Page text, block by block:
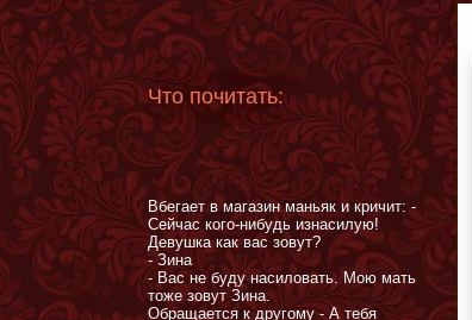
Что почитать:
Вбегает в магазин маньяк и кричит: -
Сейчас кого-нибудь изнасилую!
Девушка как вас зовут?
- Зина
- Вас не буду насиловать. Мою мать
тоже зовут Зина.
Обращается к другому - А тебя